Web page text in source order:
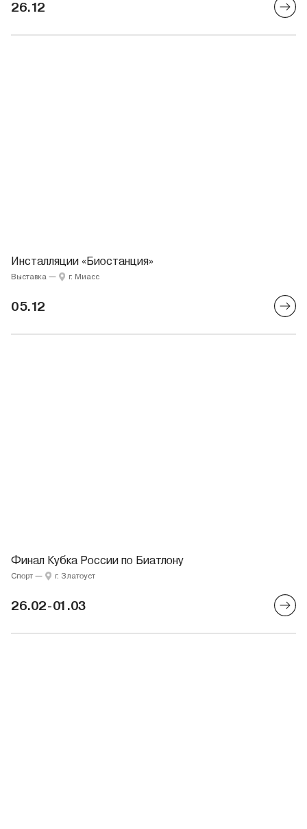
26.12
Инсталляции «Биостанция»
Выставка — г. Миасс
05.12
Финал Кубка России по Биатлону
Спорт — г. Златоуст
26.02-01.03